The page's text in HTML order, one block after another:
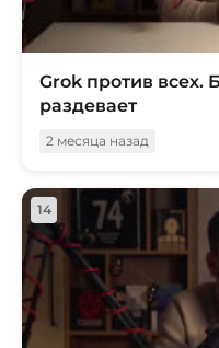
Grok против всех.
раздевает
2 месяца назад
14